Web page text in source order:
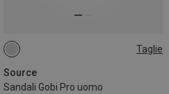
Taglie
Source
Sandali Gobi Pro uomo
41